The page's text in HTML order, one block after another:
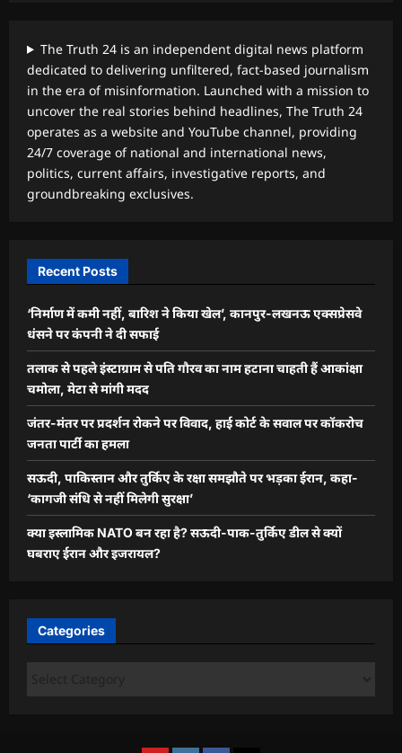
The Truth 24 is an independent digital news platform
dedicated to delivering unfiltered, fact-based journalism
in the era of misinformation. Launched with a mission to
uncover the real stories behind headlines, The Truth 24
operates as a website and YouTube channel, providing
24/7 coverage of national and international news,
politics, current affairs, investigative reports, and
groundbreaking exclusives.
Recent Posts
‘निर्माण में कमी नहीं, बारिश ने किया खेल’, कानपुर-लखनऊ एक्सप्रेसवे
धंसने पर कंपनी ने दी सफाई
तलाक से पहले इंस्टाग्राम से पति गौरव का नाम हटाना चाहती हैं आकांक्षा
चमोला, मेटा से मांगी मदद
जंतर-मंतर पर प्रदर्शन रोकने पर विवाद, हाई कोर्ट के सवाल पर कॉकरोच
जनता पार्टी का हमला
सऊदी, पाकिस्तान और तुर्किए के रक्षा समझौते पर भड़का ईरान, कहा-
‘कागजी संधि से नहीं मिलेगी सुरक्षा’
क्या इस्लामिक NATO बन रहा है? सऊदी-पाक-तुर्किए डील से क्यों
घबराए ईरान और इजरायल?
Categories